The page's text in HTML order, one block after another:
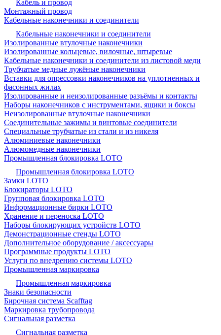
Кабель и провод
Монтажный провод
Кабельные наконечники и соединители
Кабельные наконечники и соединители
Изолированные втулочные наконечники
Изолированные кольцевые, вилочные, штыревые
Кабельные наконечники и соединители из листовой меди
Трубчатые медные лужёные наконечники
Вставки для опрессовки наконечников на уплотненных и
фасонных жилах
Изолированные и неизолированные разъёмы и контакты
Наборы наконечников с инструментами, ящики и боксы
Неизолированные втулочные наконечники
Соединительные зажимы и винтовые соединители
Специальные трубчатые из стали и из никеля
Алюминиевые наконечники
Алюмомедные наконечники
Промышленная блокировка LOTO
Промышленная блокировка LOTO
Замки LOTO
Блокираторы LOTO
Групповая блокировка LOTO
Информационные бирки LOTO
Хранение и переноска LOTO
Наборы блокирующих устройств LOTO
Демонстрационные стенды LOTO
Дополнительное оборудование / аксессуары
Программные продукты LOTO
Услуги по внедрению системы LOTO
Промышленная маркировка
Промышленная маркировка
Знаки безопасности
Бирочная система Scafftag
Маркировка трубопровода
Сигнальная разметка
Сигнальная разметка